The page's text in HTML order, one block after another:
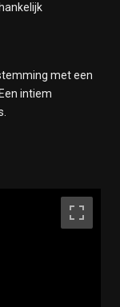
met een
intiem